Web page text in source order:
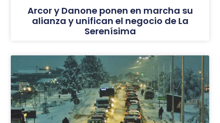
Arcor y Danone ponen en marcha su
alianza y unifican el negocio de La
Serenísima